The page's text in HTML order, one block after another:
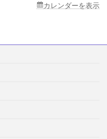
カレンダーを表示